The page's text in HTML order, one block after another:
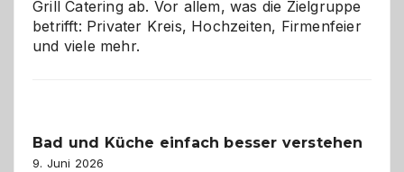
Grill Catering ab. Vor allem, was die Zielgruppe
betrifft: Privater Kreis, Hochzeiten, Firmenfeier
und viele mehr.
Bad und Küche einfach besser verstehen
9. Juni 2026